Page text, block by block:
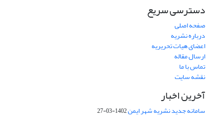
دسترسی سریع
صفحه اصلی
درباره نشریه
اعضای هیات تحریریه
ارسال مقاله
تماس با ما
نقشه سایت
آخرین اخبار
سامانه جدید نشریه شهر ایمن1402-03-27